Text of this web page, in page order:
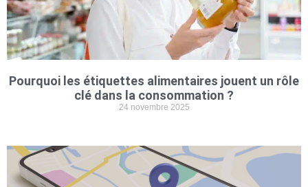
Pourquoi les étiquettes alimentaires jouent un rôle
clé dans la consommation ?
24 novembre 2025